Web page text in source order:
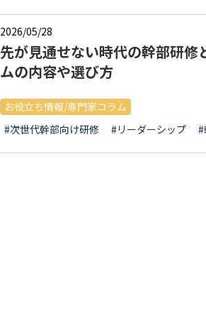
2026/05/28
先が見通せない時代の幹部研
ムの内容や選び方
お役立ち情報/専門家コラム
#次世代幹部向け研修
#リーダーシップ #